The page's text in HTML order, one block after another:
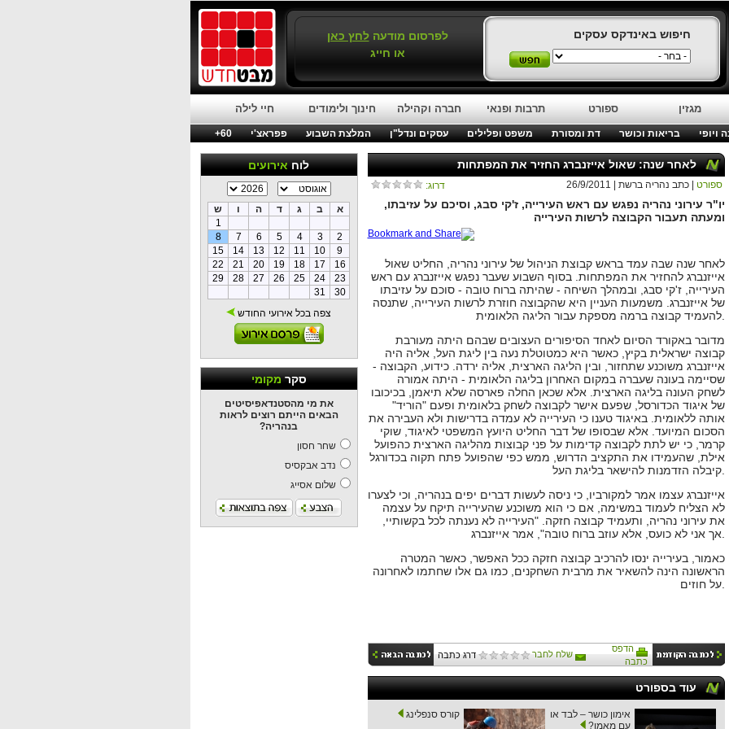
חיפוש באינדקס עסקים לפרסום מודעהלחץ כאן
או חייג
מגזין ספורט תרבות ופנאי חברה וקהילה חינוך ולימודים חיי לילה
ויופי בריאות וכושר דת ומסורת משפט ופלילים עסקים ונדל"ן המלצת השבוע פפראצ'י
60+
לוחאירועים
א ב ג ד ה ו
ש
1
2
3
4
5
6
7
8
9
10
11
12
13
14
15
16
17
18
19
20
21
22
23
24
25
26
27
28
29
30
31
צפה בכל אירועי החודש
סקרמקומי
את מי מהסטנדאפיסיטים
הבאים הייתם רוצים לראות
בנהריה?
שחר חסון
נדב אבקסיס
שלום אסייג
לאחר שנה: שאול אייזנברג החזיר את המפתחות
דרוג: ספורט | כתב נהריה ברשת | 26/9/2011
יו"ר עירוני נהריה נפגש עם ראש העירייה, ז'קי סבג, וסיכם על עזיבתו,
ומעתה תעבור הקבוצה לרשות העירייה
לאחר שנה שבה עמד בראש קבוצת הניהול של עירוני נהריה, החליט שאול
אייזנברג להחזיר את המפתחות. בסוף השבוע שעבר נפגש אייזנברג עם ראש
העירייה, ז'קי סבג, ובמהלך השיחה - שהיתה ברוח טובה - סוכם על עזיבתו
של אייזנברג. משמעות העניין היא שהקבוצה חוזרת לרשות העירייה, שתנסה
להעמיד קבוצה ברמה מספקת עבור הליגה הלאומית.
מדובר באקורד הסיום לאחד הסיפורים העצובים שבהם היתה מעורבת
קבוצה ישראלית בקיץ, כאשר היא כמטוטלת נעה בין ליגת העל, אליה היה
אייזנברג משוכנע שתחזור, ובין הליגה הארצית, אליה ירדה. כידוע, הקבוצה -
שסיימה בעונה שעברה במקום האחרון בליגה הלאומית - היתה אמורה
לשחק העונה בליגה הארצית. אלא שכאן החלה פארסה שלא תיאמן, בכיכובו
של איגוד הכדורסל, שפעם אישר לקבוצה לשחק בלאומית ופעם "הוריד"
אותה ללאומית. באיגוד טענו כי העירייה לא עמדה בדרישות ולא העבירה את
הסכום המיועד. אלא שבסופו של דבר החליט היועץ המשפטי לאיגוד, שוקי
קרמר, כי יש לתת לקבוצה קדימות על פני קבוצות מהליגה הארצית כהפועל
אילת, שהעמידו את התקציב הדרוש, ממש כפי שהפועל פתח תקוה בכדורגל
קיבלה הזדמנות להישאר בליגת העל.
אייזנברג עצמו אמר למקורביו ,כי ניסה לעשות דברים יפים בנהריה וכי לצערו
לא הצליח לעמוד במשימה
אם כי הוא משוכנע שהעירייה תיקח על עצמה
את עירוני נהריה
ותעמיד קבוצה חזקה . "העירייה לא נענתה לכל בקשותיי
אך אני לא כועס אלא עוזב ברוח טובה", אמר אייזנברג
כאמור, בעירייה ינסו להרכיב קבוצה חזקה ככל האפשר, כאשר המטרה
הראשונה הינה להשאיר את מרבית השחקנים, כמו גם אלו שחתמו לאחרונה
על חוזים.
הדפס
כתבה
שלח לחבר דרג כתבה
עוד בספורט
אימון כושר – לבד או
עם מאמן?
קורס סנפלינג